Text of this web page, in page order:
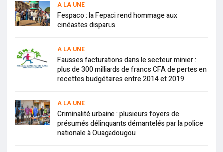
A LA UNE
Fespaco : la Fepaci rend hommage aux
cinéastes disparus
A LA UNE
Fausses facturations dans le secteur minier :
plus de 300 milliards de francs CFA de pertes en
recettes budgétaires entre 2014 et 2019
A LA UNE
Criminalité urbaine : plusieurs foyers de
présumés délinquants démantelés par la police
nationale à Ouagadougou